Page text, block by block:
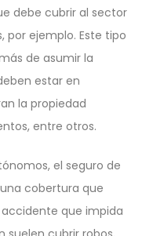
debe cubrir al sector
por ejemplo. Este tipo
de asumir la
estar en
la propiedad
entre otros.
el seguro de
cobertura que
que impida